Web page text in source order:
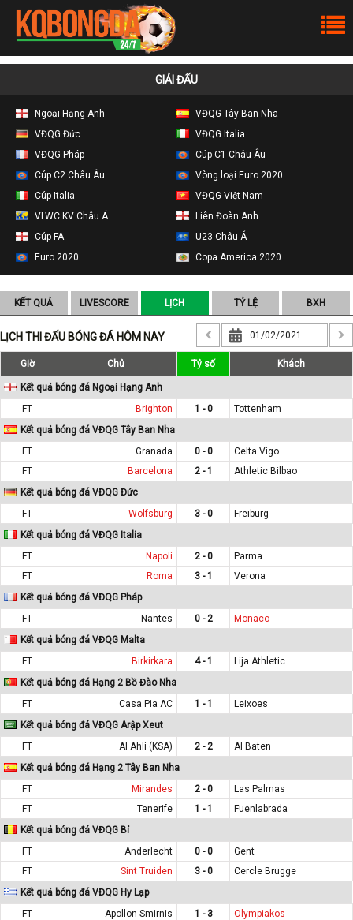
GIẢI ĐẤU
Ngoại Hạng Anh
VĐQG Tây Ban Nha
VĐQG Đức
VĐQG Italia
VĐQG Pháp
Cúp C1 Châu Âu
Cúp C2 Châu Âu
Vòng loại Euro 2020
Cúp Italia
VĐQG Việt Nam
VLWC KV Châu Á
Liên Đoàn Anh
Cúp FA
U23 Châu Á
Euro 2020
Copa America 2020
KẾT QUẢ LIVESCORE LỊCH TỶ LỆ BXH
LỊCH THI ĐẤU BÓNG ĐÁ HÔM NAY
Giờ Chủ Tỷ số Khách
Kết quả bóng đá Ngoại Hạng Anh
FT
Brighton 1 - 0
Tottenham
Kết quả bóng đá VĐQG Tây Ban Nha
FT
Granada 0 - 0
Celta Vigo
FT
Barcelona 2 - 1
Athletic Bilbao
Kết quả bóng đá VĐQG Đức
FT
Wolfsburg 3 - 0
Freiburg
Kết quả bóng đá VĐQG Italia
FT
Napoli 2 - 0
Parma
FT
Roma 3 - 1
Verona
Kết quả bóng đá VĐQG Pháp
FT
Nantes 0 - 2
Monaco
Kết quả bóng đá VĐQG Malta
FT
Birkirkara 4 - 1
Lija Athletic
Kết quả bóng đá Hạng 2 Bồ Đào Nha
FT
Casa Pia AC 1 - 1
Leixoes
Kết quả bóng đá VĐQG Arập Xeut
FT
Al Ahli (KSA) 2 - 2
Al Baten
Kết quả bóng đá Hạng 2 Tây Ban Nha
FT
Mirandes 2 - 0
Las Palmas
FT
Tenerife 1 - 1
Fuenlabrada
Kết quả bóng đá VĐQG Bỉ
FT
Anderlecht 0 - 0
Gent
FT
Sint Truiden 3 - 0
Cercle Brugge
Kết quả bóng đá VĐQG Hy Lạp
FT
Apollon Smirnis 1 - 3
Olympiakos